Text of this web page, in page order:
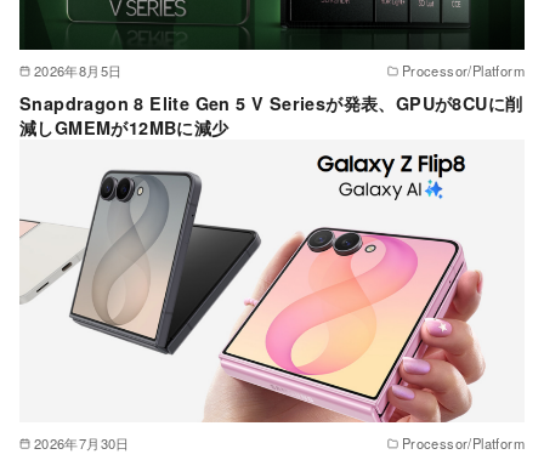
2026年8月5日 Processor/Platform
Snapdragon 8 Elite Gen 5 V Seriesが発表、GPUが8CUに削
減しGMEMが12MBに減少
2026年7月30日 Processor/Platform